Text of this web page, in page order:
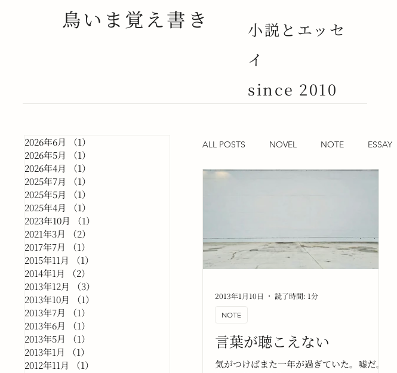
鳥いま覚え書き
小説とエッセ
イ
since 2010
2026年6月 （1）
2026年5月
（1）
2026年4月
（1）
2025年7月
（1）
2025年5月
（1）
2025年4月
（1）
2023年10月
（1）
2021年3月
（2）
2017年7月
（1）
2015年11月
（1）
2014年1月
（2）
2013年12月
（3）
2013年10月
（1）
2013年7月
（1）
2013年6月
（1）
2013年5月
（1）
2013年1月
（1）
2012年11月
（1）
ALL POSTS NOVEL NOTE ESSAY
言葉が聴こえない
気がつけばまた一年が過ぎていた。嘘だ。
NOTE
2013年1月10日 読了時間: 1分